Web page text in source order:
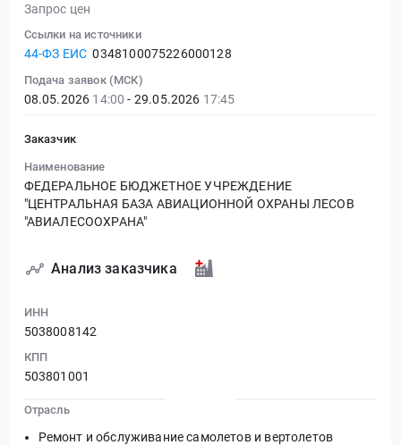
Запрос цен
Ссылки на источники
44-ФЗ ЕИС 0348100075226000128
Подача заявок (МСК)
08.05.2026 14:00 - 29.05.2026 17:45
Заказчик
Наименование
ФЕДЕРАЛЬНОЕ БЮДЖЕТНОЕ УЧРЕЖДЕНИЕ
"ЦЕНТРАЛЬНАЯ БАЗА АВИАЦИОННОЙ ОХРАНЫ ЛЕСОВ
"АВИАЛЕСООХРАНА"
Анализ заказчика
ИНН
5038008142
КПП
503801001
Отрасль
Ремонт и обслуживание самолетов и вертолетов